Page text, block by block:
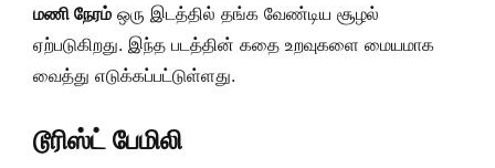
மணி நேரம் ஒரு இடத்தில் தங்க வேண்டிய சூழல்
ஏற்படுகிறது. இந்த படத்தின் கதை உறவுகளை மையமாக
வைத்து எடுக்கப்பட்டுள்ளது.
டூரிஸ்ட் பேமிலி